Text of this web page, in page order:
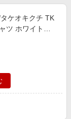
ケオキクチ TK
ツ ホワイト